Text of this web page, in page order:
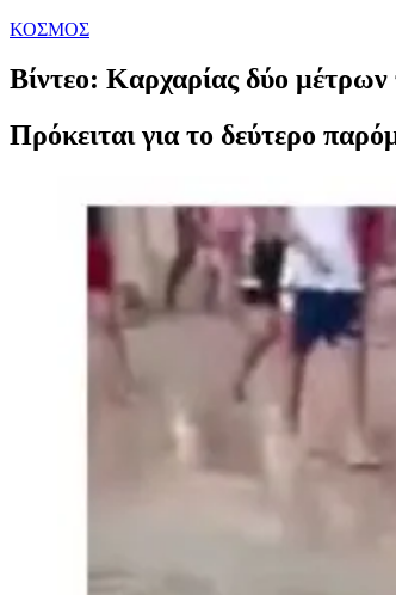
ΚΟΣΜΟΣ
Βίντεο: Καρχαρίας δύο μέτρων
Πρόκειται για το δεύτερο